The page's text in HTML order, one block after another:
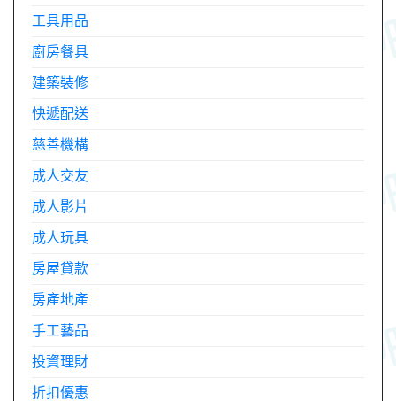
工具用品
廚房餐具
建築裝修
快遞配送
慈善機構
成人交友
成人影片
成人玩具
房屋貸款
房產地產
手工藝品
投資理財
折扣優惠